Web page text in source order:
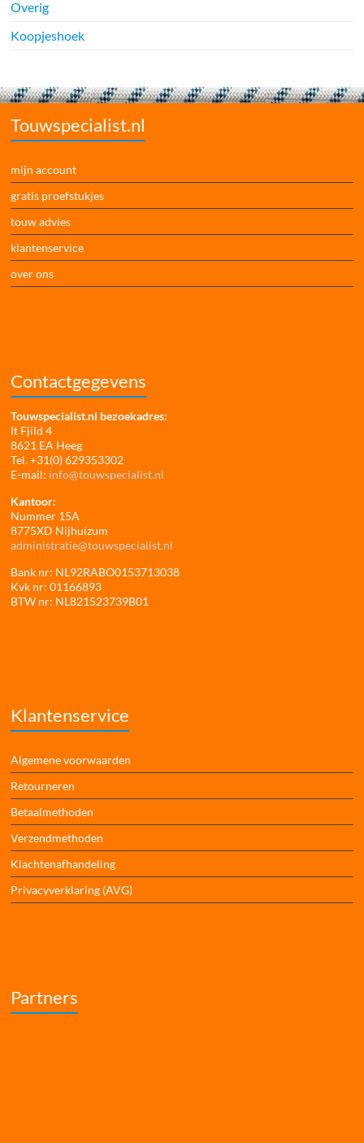
Overig
Koopjeshoek
Touwspecialist.nl
mijn account
gratis proefstukjes
touw advies
klantenservice
over ons
Contactgegevens
Touwspecialist.nl bezoekadres:
It Fjild 4
8621 EA Heeg
Tel. +31(0) 629353302
E-mail: info@touwspecialist.nl
Kantoor:
Nummer 15A
8775XD Nijhuizum
administratie@touwspecialist.nl
Bank nr: NL92RABO0153713038
Kvk nr: 01166893
BTW nr: NL821523739B01
Klantenservice
Algemene voorwaarden
Retourneren
Betaalmethoden
Verzendmethoden
Klachtenafhandeling
Privacyverklaring (AVG)
Partners